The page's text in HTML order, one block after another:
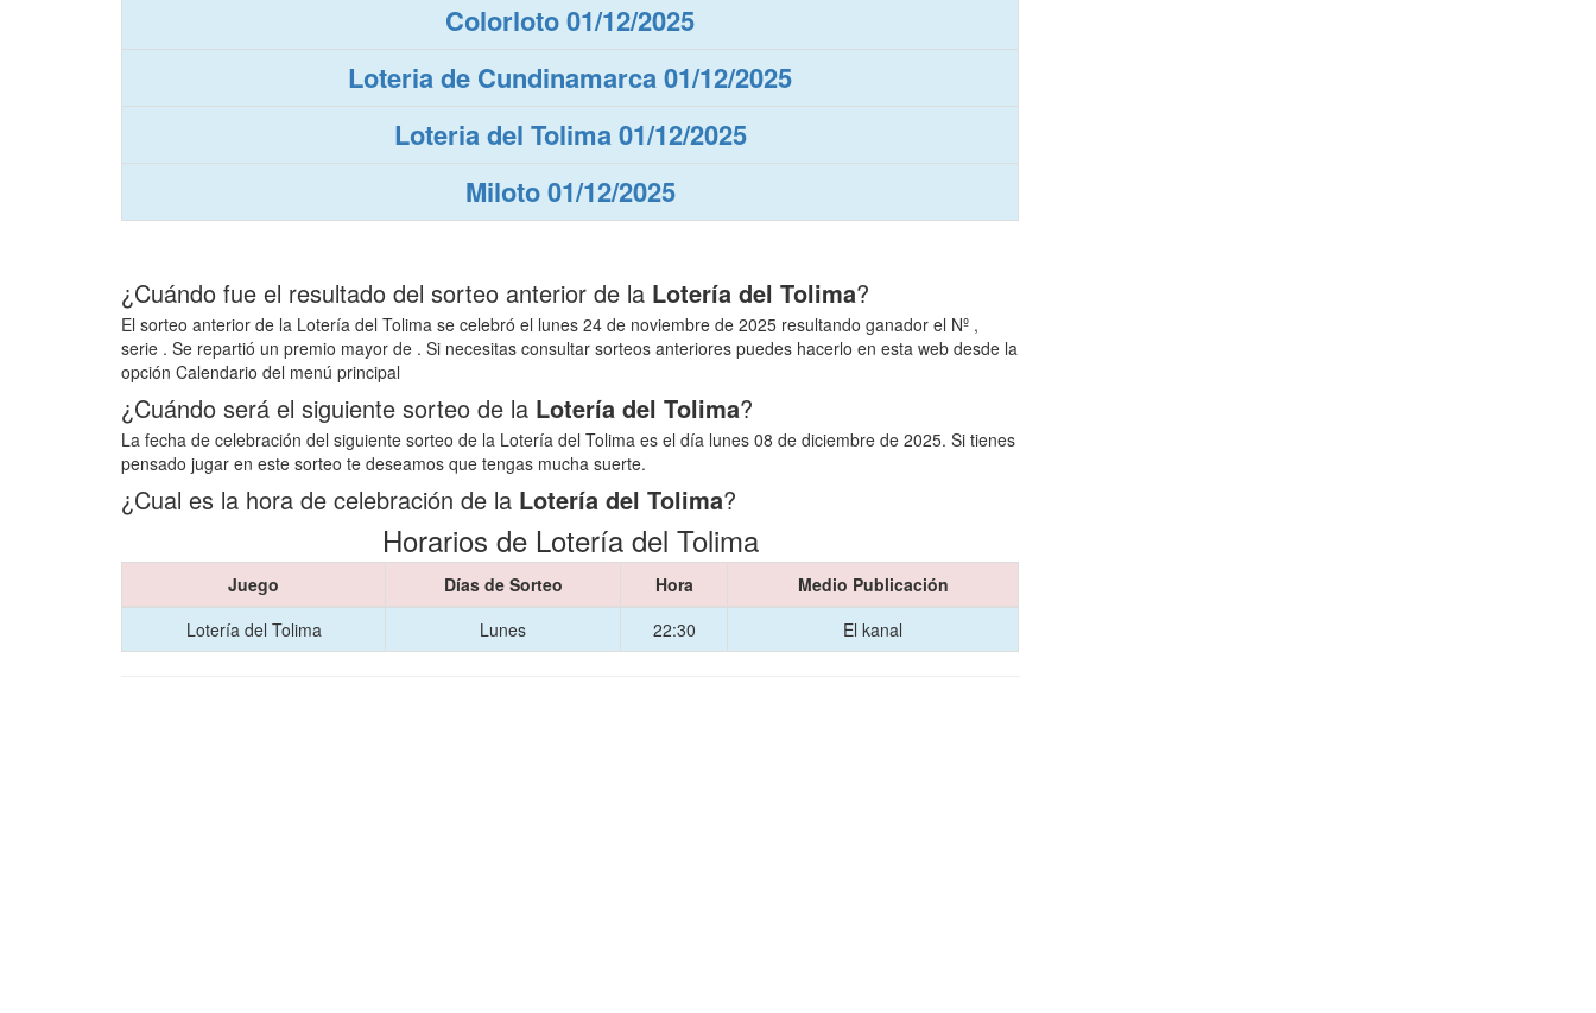
Colorloto 01/12/2025
Loteria de Cundinamarca 01/12/2025
Loteria del Tolima 01/12/2025
Miloto 01/12/2025
¿Cuándo fue el resultado del sorteo anterior de la Lotería del Tolima?
El sorteo anterior de la Lotería del Tolima se celebró el lunes 24 de noviembre de 2025 resultando ganador el Nº ,
serie . Se repartió un premio mayor de . Si necesitas consultar sorteos anteriores puedes hacerlo en esta web desde la
opción Calendario del menú principal
¿Cuándo será el siguiente sorteo de la Lotería del Tolima?
La fecha de celebración del siguiente sorteo de la Lotería del Tolima es el día lunes 08 de diciembre de 2025. Si tienes
pensado jugar en este sorteo te deseamos que tengas mucha suerte.
¿Cual es la hora de celebración de la Lotería del Tolima?
Horarios de Lotería del Tolima
Juego Días de Sorteo Hora
Medio Publicación
Lotería del Tolima
Lunes 22:30 El kanal